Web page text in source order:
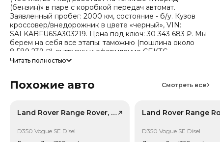
(бензин)» в паре с коробкой передач автомат.
Заявленный пробег: 2000 км, состояние - б/у. Кузов
кроссовер/внедорожник в цвете «черный», VIN:
SALKABFU6SA303219. Цена под ключ: 30 343 683 ₽. Мы
берем на себя все этапы: таможню (пошлина около
8 589 239 ₽), выгрузку и оформление СБКТС.
отчет об авто и смету доставки. Мы на связи 24/7.
Читать полностью
Похожие авто Смотреть все
Land Rover Range Rover, лот 42266443
D350 Vogue SE Disel
D350 Vogue SE Disel